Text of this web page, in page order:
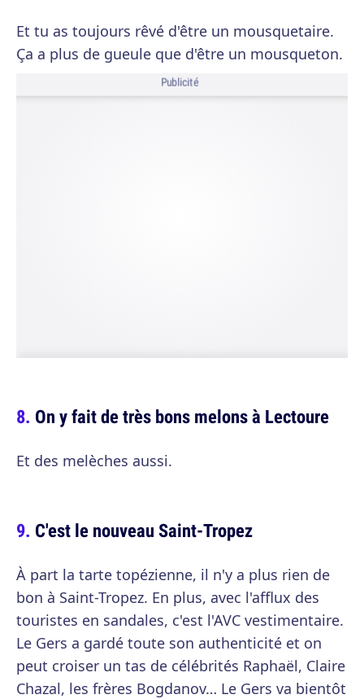
Et tu as toujours rêvé d'être un mousquetaire.
Ça a plus de gueule que d'être un mousqueton.
Publicité
On y fait de très bons melons à Lectoure
Et des melèches aussi.
C'est le nouveau Saint-Tropez
À part la tarte topézienne, il n'y a plus rien de
bon à Saint-Tropez. En plus, avec l'afflux des
touristes en sandales, c'est l'AVC vestimentaire.
Le Gers a gardé toute son authenticité et on
peut croiser un tas de célébrités Raphaël, Claire
Chazal, les frères Bogdanov… Le Gers va bientôt